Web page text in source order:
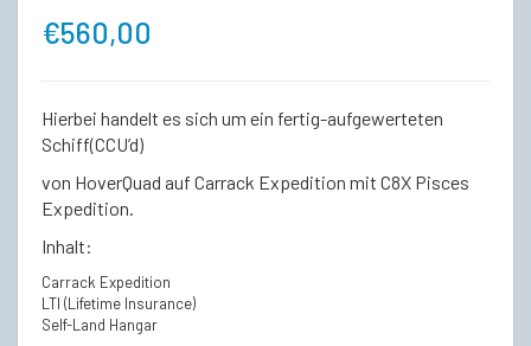
€560,00
Hierbei handelt es sich um ein fertig-aufgewerteten
Schiff(CCU’d)
von HoverQuad auf Carrack Expedition mit C8X Pisces
Expedition.
Inhalt:
Carrack Expedition
LTI (Lifetime Insurance)
Self-Land Hangar